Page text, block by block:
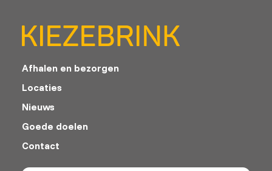
Afhalen en bezorgen
Locaties
Nieuws
Goede doelen
Contact